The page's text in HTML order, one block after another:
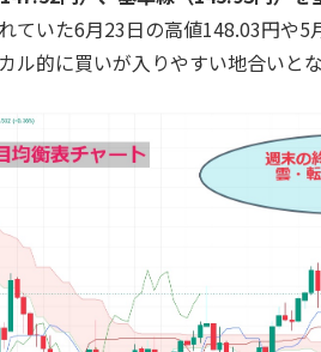
ていた6月23日の高値148.03円や
ル的に買いが入りやすい地合いとな